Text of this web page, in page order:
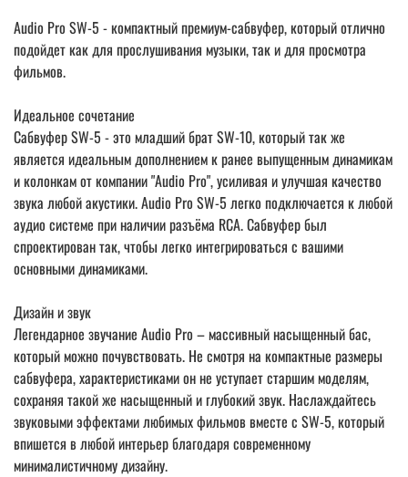
Audio Pro SW-5 - компактный премиум-сабвуфер, который отлично
подойдет как для прослушивания музыки, так и для просмотра
фильмов.
Идеальное сочетание
Сабвуфер SW-5 - это младший брат SW-10, который так же
является идеальным дополнением к ранее выпущенным динамикам
и колонкам от компании "Audio Pro", усиливая и улучшая качество
звука любой акустики. Audio Pro SW-5 легко подключается к любой
аудио системе при наличии разъёма RCA. Сабвуфер был
спроектирован так, чтобы легко интегрироваться с вашими
основными динамиками.
Дизайн и звук
Легендарное звучание Audio Pro – массивный насыщенный бас,
который можно почувствовать. Не смотря на компактные размеры
сабвуфера, характеристиками он не уступает старшим моделям,
сохраняя такой же насыщенный и глубокий звук. Наслаждайтесь
звуковыми эффектами любимых фильмов вместе с SW-5, который
впишется в любой интерьер благодаря современному
минималистичному дизайну.